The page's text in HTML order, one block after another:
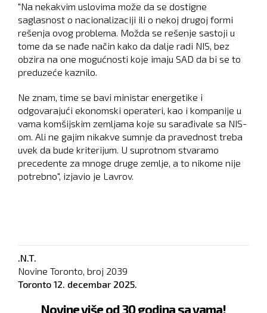
"Na nekakvim uslovima može da se dostigne
saglasnost o nacionalizaciji ili o nekoj drugoj formi
rešenja ovog problema. Možda se rešenje sastoji u
tome da se nađe način kako da dalje radi NIS, bez
obzira na one mogućnosti koje imaju SAD da bi se to
preduzeće kaznilo.
Ne znam, time se bavi ministar energetike i
odgovarajući ekonomski operateri, kao i kompanije u
vama komšijskim zemljama koje su sarađivale sa NIS-
om. Ali ne gajim nikakve sumnje da pravednost treba
uvek da bude kriterijum. U suprotnom stvaramo
precedente za mnoge druge zemlje, a to nikome nije
potrebno", izjavio je Lavrov.
.N.T.
Novine Toronto, broj 2039
Toronto 12. decembar 2025.
Novine više od 30 godina sa vama!